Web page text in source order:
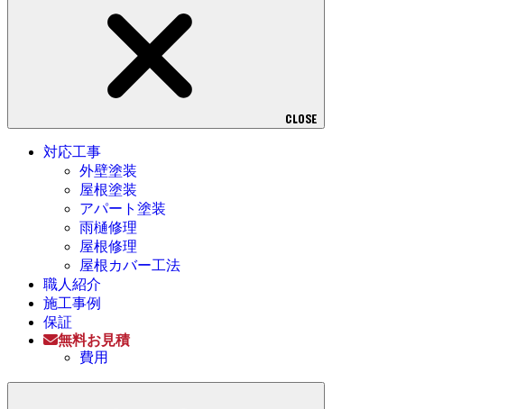
CLOSE
対応工事
外壁塗装
屋根塗装
アパート塗装
雨樋修理
屋根修理
屋根カバー工法
職人紹介
施工事例
保証
無料お見積
費用